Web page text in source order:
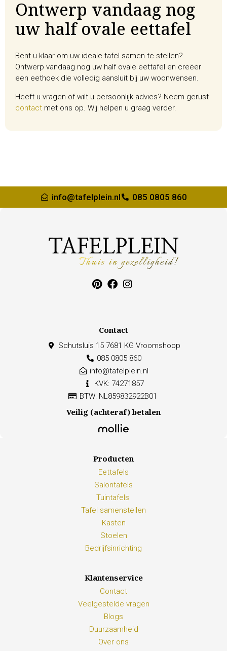
Ontwerp vandaag nog
uw half ovale eettafel
Bent u klaar om uw ideale tafel samen te stellen?
Ontwerp vandaag nog uw half ovale eettafel en creëer
een eethoek die volledig aansluit bij uw woonwensen.
Heeft u vragen of wilt u persoonlijk advies? Neem gerust
contact met ons op. Wij helpen u graag verder.
info@tafelplein.nl 085 0805 860
Contact
Schutsluis 15 7681 KG Vroomshoop
085 0805 860
info@tafelplein.nl
KVK: 74271857
BTW: NL859832922B01
Veilig (achteraf) betalen
Producten
Eettafels
Salontafels
Tuintafels
Tafel samenstellen
Kasten
Stoelen
Bedrijfsinrichting
Klantenservice
Contact
Veelgestelde vragen
Blogs
Duurzaamheid
Over ons